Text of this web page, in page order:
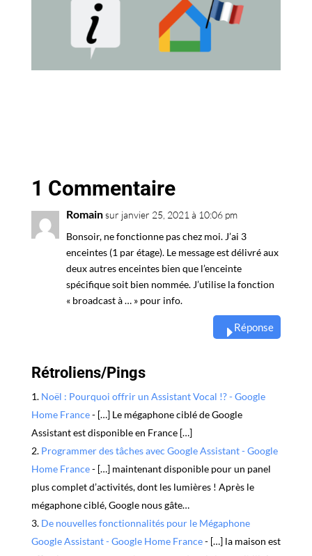
1 Commentaire
Romainsur janvier 25, 2021 à 10:06 pm
Bonsoir, ne fonctionne pas chez moi. J’ai 3
enceintes (1 par étage). Le message est délivré aux
deux autres enceintes bien que l’enceinte
spécifique soit bien nommée. J’utilise la fonction
« broadcast à … » pour info.
Réponse
Rétroliens/Pings
Noël : Pourquoi offrir un Assistant Vocal !? - Google
Home France- […] Le mégaphone ciblé de Google
Assistant est disponible en France […]
Programmer des tâches avec Google Assistant - Google
Home France- […] maintenant disponible pour un panel
plus complet d’activités, dont les lumières ! Après le
mégaphone ciblé, Google nous gâte…
De nouvelles fonctionnalités pour le Mégaphone
Google Assistant - Google Home France- […] la maison est